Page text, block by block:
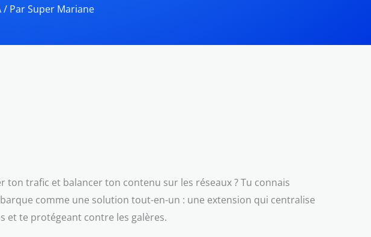
/ ParSuper Mariane
trafic et balancer ton contenu sur les réseaux ? Tu connais
comme une solution tout-en-un : une extension qui centralise
et te protégeant contre les galères.